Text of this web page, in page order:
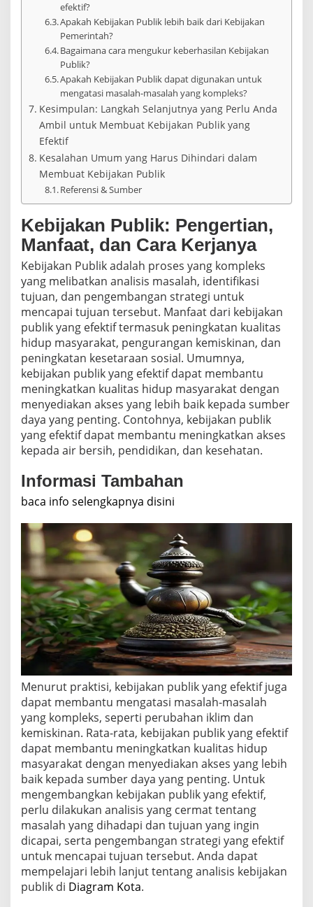
efektif?
Apakah Kebijakan Publik lebih baik dari Kebijakan
Pemerintah?
Bagaimana cara mengukur keberhasilan Kebijakan
Publik?
Apakah Kebijakan Publik dapat digunakan untuk
mengatasi masalah-masalah yang kompleks?
Kesimpulan: Langkah Selanjutnya yang Perlu Anda
Ambil untuk Membuat Kebijakan Publik yang
Efektif
Kesalahan Umum yang Harus Dihindari dalam
Membuat Kebijakan Publik
Referensi & Sumber
Kebijakan Publik: Pengertian,
Manfaat, dan Cara Kerjanya
Kebijakan Publik adalah proses yang kompleks
yang melibatkan analisis masalah, identifikasi
tujuan, dan pengembangan strategi untuk
mencapai tujuan tersebut. Manfaat dari kebijakan
publik yang efektif termasuk peningkatan kualitas
hidup masyarakat, pengurangan kemiskinan, dan
peningkatan kesetaraan sosial. Umumnya,
kebijakan publik yang efektif dapat membantu
meningkatkan kualitas hidup masyarakat dengan
menyediakan akses yang lebih baik kepada sumber
daya yang penting. Contohnya, kebijakan publik
yang efektif dapat membantu meningkatkan akses
kepada air bersih, pendidikan, dan kesehatan.
Informasi Tambahan
baca info selengkapnya disini
Menurut praktisi, kebijakan publik yang efektif juga
dapat membantu mengatasi masalah-masalah
yang kompleks, seperti perubahan iklim dan
kemiskinan. Rata-rata, kebijakan publik yang efektif
dapat membantu meningkatkan kualitas hidup
masyarakat dengan menyediakan akses yang lebih
baik kepada sumber daya yang penting. Untuk
mengembangkan kebijakan publik yang efektif,
perlu dilakukan analisis yang cermat tentang
masalah yang dihadapi dan tujuan yang ingin
dicapai, serta pengembangan strategi yang efektif
untuk mencapai tujuan tersebut. Anda dapat
mempelajari lebih lanjut tentang analisis kebijakan
publik di Diagram Kota.